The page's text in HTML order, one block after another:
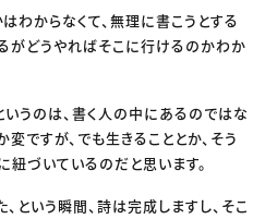
わからなくて、無理に書こうとする
がどうやればそこに行けるのかわか
いうのは、書く人の中にあるのではな
変ですが、でも生きることとか、そう
づいているのだと思います。
という瞬間、詩は完成しますし、そこ